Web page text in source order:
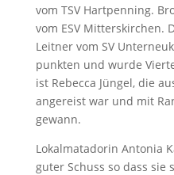
vom TSV Hartpenning.
vom ESV Mitterskirchen.
Leitner vom SV
punkten und wurde
ist Rebecca Jüngel, die
angereist war und mit
gewann.
Lokalmatadorin Antonia
guter Schuss so dass